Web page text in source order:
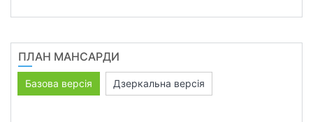
ПЛАН МАНСАРДИ
Базова версія Дзеркальна версія